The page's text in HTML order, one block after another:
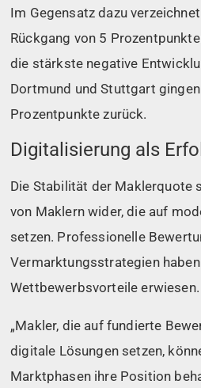
Im Gegensatz dazu
Rückgang von 5
die stärkste negative
Dortmund und Stuttgart
Prozentpunkte zurück.
Digitalisierung als
Die Stabilität der Maklerquote
von Maklern wider, die auf
setzen. Professionelle
Vermarktungsstrategien
Wettbewerbsvorteile erwiesen.
„Makler, die auf fundierte
digitale Lösungen setzen,
Marktphasen ihre Position